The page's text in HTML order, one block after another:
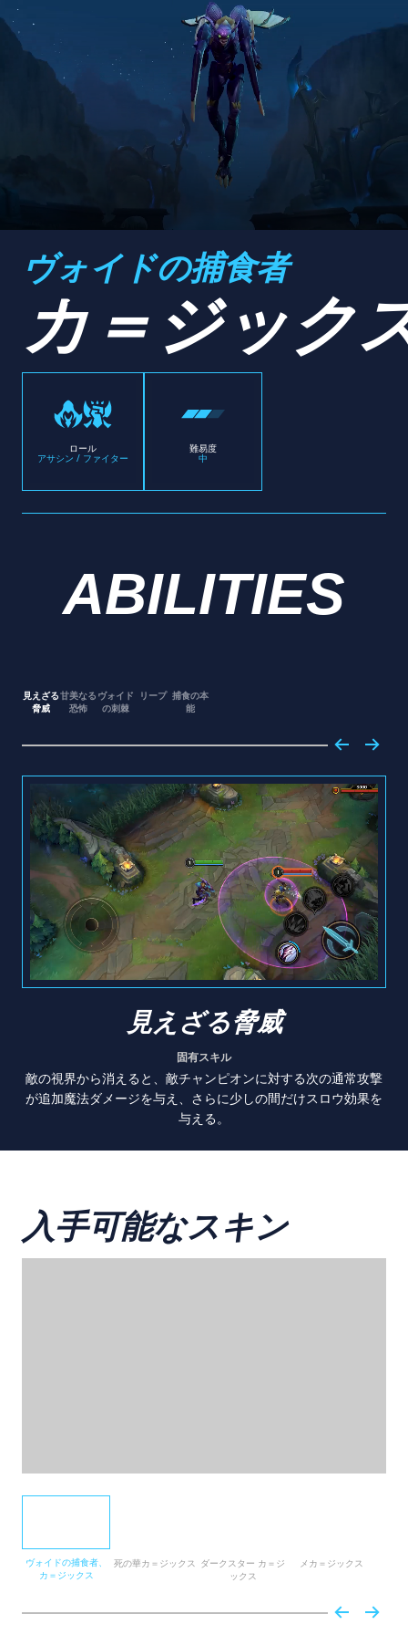
ヴォイドの捕食者
カ＝ジック
ロール
アサシン / ファイター
難易度
中
ABILITIES
見えざる
脅威
甘美なる
恐怖
ヴォイド
の刺棘
リープ 捕食の本
能
見えざる脅威
固有スキル
敵の視界から消えると、敵チャンピオンに対する次の通常攻撃
が追加魔法ダメージを与え、さらに少しの間だけスロウ効果を
与える。
入手可能なスキン
ヴォイドの捕食者、
カ＝ジックス
死の華カ＝ジックス
ダークスター カ＝ジ
ックス
メカ＝ジックス